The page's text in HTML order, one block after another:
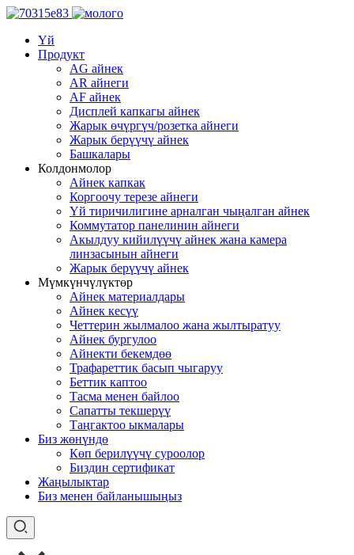
Үй
Продукт
AG айнек
AR айнеги
AF айнек
Дисплей капкагы айнек
Жарык өчүргүч/розетка айнеги
Жарык берүүчү айнек
Башкалары
Колдонмолор
Айнек капкак
Коргоочу терезе айнеги
Үй тиричилигине арналган чыңалган айнек
Коммутатор панелинин айнеги
Акылдуу кийилүүчү айнек жана камера
линзасынын айнеги
Жарык берүүчү айнек
Мүмкүнчүлүктөр
Айнек материалдары
Айнек кесүү
Четтерин жылмалоо жана жылтыратуу
Айнек бургулоо
Айнекти бекемдөө
Трафареттик басып чыгаруу
Беттик каптоо
Тасма менен байлоо
Сапатты текшерүү
Таңгактоо ыкмалары
Биз жөнүндө
Көп берилүүчү суроолор
Биздин сертификат
Жаңылыктар
Биз менен байланышыңыз